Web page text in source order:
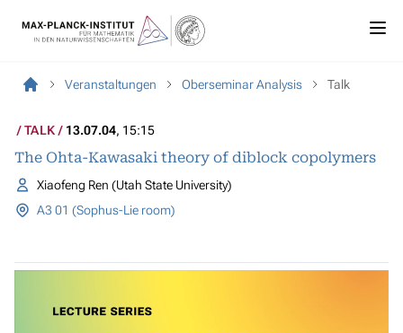
Veranstaltungen Oberseminar Analysis Talk
TALK 13.07.04, 15:15
The Ohta-Kawasaki theory of diblock copolymers
Xiaofeng Ren (Utah State University)
A3 01 (Sophus-Lie room)